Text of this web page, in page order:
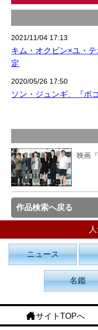
2021/11/04 17:13
キム・オクビン×ユ・
定
2020/05/26 17:50
ソン・ジュンギ、『ボ
映画
作品検索へ戻る
ニュース
名鑑
サイトTOPへ